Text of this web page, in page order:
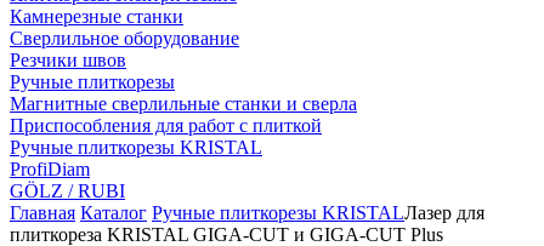
Камнерезные станки
Сверлильное оборудование
Резчики швов
Ручные плиткорезы
Магнитные сверлильные станки и сверла
Приспособления для работ с плиткой
Ручные плиткорезы KRISTAL
ProfiDiam
GÖLZ / RUBI
Главная Каталог Ручные плиткорезы KRISTALЛазер для
плиткореза KRISTAL GIGA-CUT и GIGA-CUT Plus